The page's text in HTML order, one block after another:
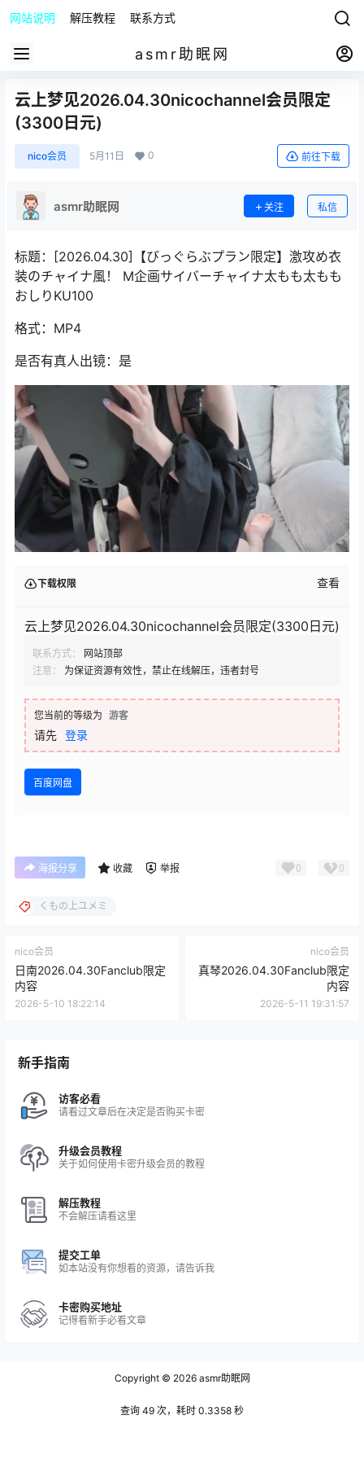
网站说明 解压教程 联系方式
asmr助眠网
云上梦见2026.04.30nicochannel会员限定
(3300日元)
nico会员 5月11日 0 前往下载
asmr助眠网 关注 私信
标题：[2026.04.30]【びっぐらぶプラン限定】激攻め衣
装のチャイナ風！ M企画サイバーチャイナ太もも太もも
おしりKU100
格式：MP4
是否有真人出镜：是
下载权限 查看
云上梦见2026.04.30nicochannel会员限定(3300日元)
联系方式：
网站顶部
注意：
为保证资源有效性，禁止在线解压，违者封号
您当前的等级为 游客
请先 登录
百度网盘
海报分享 收藏 举报 0 0
くもの上ユメミ
nico会员
日南2026.04.30Fanclub限定
内容
2026-5-10 18:22:14
nico会员
真琴2026.04.30Fanclub限定
内容
2026-5-11 19:31:57
新手指南
访客必看
请看过文章后在决定是否购买卡密
升级会员教程
关于如何使用卡密升级会员的教程
解压教程
不会解压请看这里
提交工单
如本站没有你想看的资源，请告诉我
卡密购买地址
记得看新手必看文章
Copyright © 2026asmr助眠网
查询 49 次，耗时 0.3358 秒